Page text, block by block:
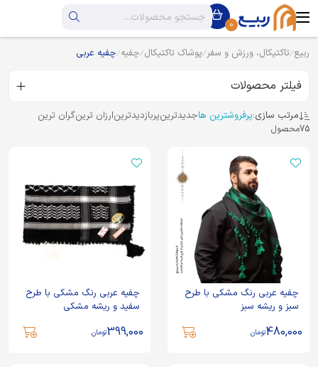
0
ربیع تاکتیکال، ورزش و سفر پوشاک تاکتیکال چفیه چفیه عربی
فیلتر محصولات
مرتب سازی:پرفروشترین هاجدیدترینپربازدیدترینارزان ترینگران ترین
75محصول
چفیه عربی رنگ مشکی با طرح
سبز و ریشه سبز
480,000تومان
چفیه عربی رنگ مشکی با طرح
سفید و ریشه مشکی
399,000تومان